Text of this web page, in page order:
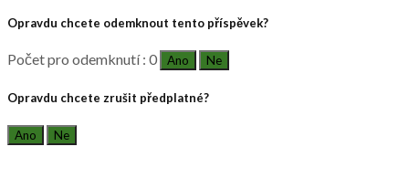
Opravdu chcete odemknout tento příspěvek?
Počet pro odemknutí : 0 Ano Ne
Opravdu chcete zrušit předplatné?
Ano Ne